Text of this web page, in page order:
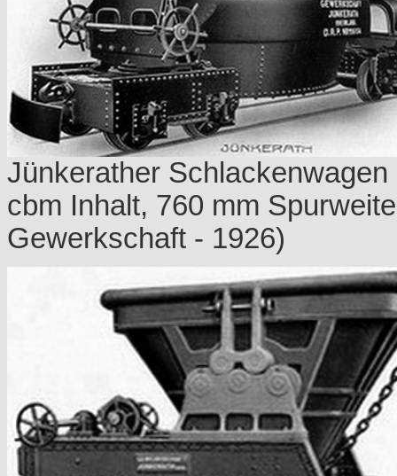
Jünkerather Schlackenwagen
cbm Inhalt, 760 mm
Gewerkschaft - 1926)